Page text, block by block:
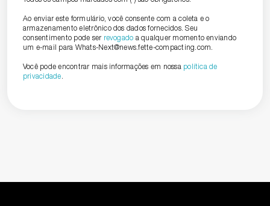
Ao enviar este formulário, você consente com a coleta e o
armazenamento eletrônico dos dados fornecidos. Seu
consentimento pode ser revogado a qualquer momento enviando
um e-mail para Whats-Next@news.fette-compacting.com.
Você pode encontrar mais informações em nossa política de
privacidade.